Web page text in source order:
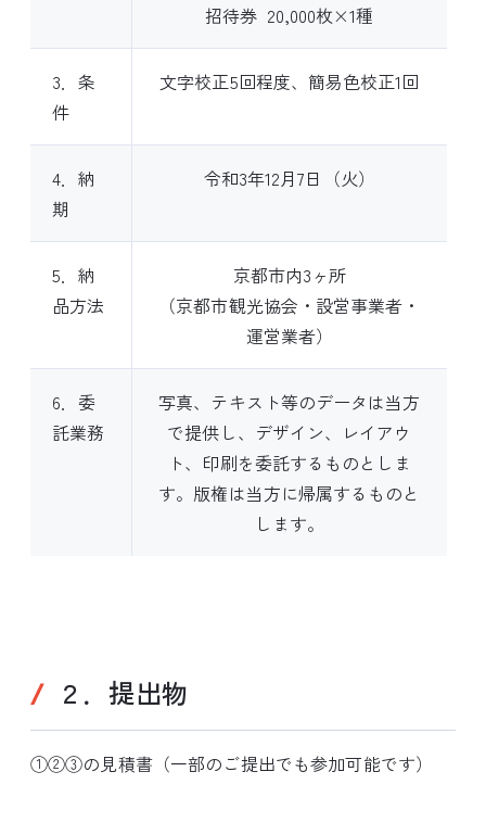
招待券 20,000枚×1種
3．条
件
文字校正5回程度、簡易色校正1回
4．納
期
令和3年12月7日（火）
5．納
品方法
京都市内3ヶ所
（京都市観光協会・設営事業者・
運営業者）
6．委
託業務
写真、テキスト等のデータは当方
で提供し、デザイン、レイアウ
ト、印刷を委託するものとしま
す。版権は当方に帰属するものと
します。
２．提出物
①②③の見積書（一部のご提出でも参加可能です）